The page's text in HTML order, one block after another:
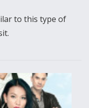
to this type of